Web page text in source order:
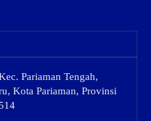
Pariaman Tengah,
Kota Pariaman, Provinsi